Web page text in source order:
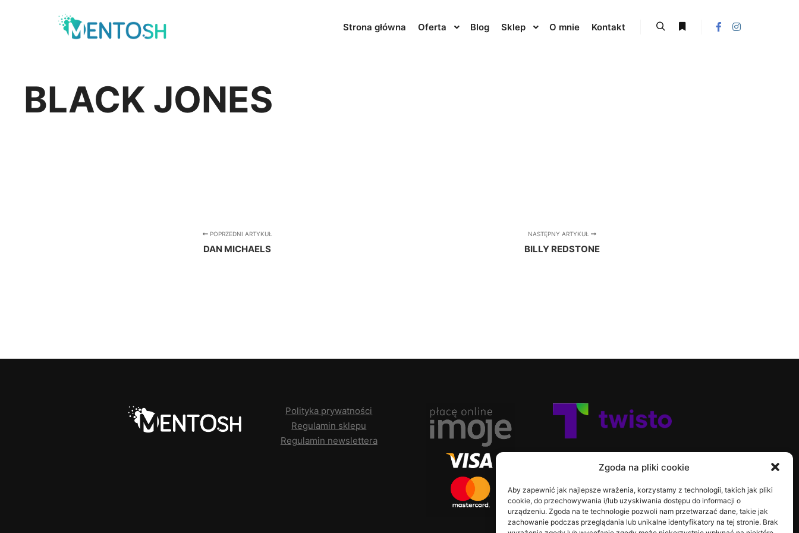
Zgoda na pliki cookie
Aby zapewnić jak najlepsze wrażenia, korzystamy z technologii, takich jak pliki
cookie, do przechowywania i/lub uzyskiwania dostępu do informacji o
urządzeniu. Zgoda na te technologie pozwoli nam przetwarzać dane, takie jak
zachowanie podczas przeglądania lub unikalne identyfikatory na tej stronie. Brak
Strona główna Oferta Blog Sklep O mnie Kontakt
BLACK JONES
POPRZEDNI ARTYKUŁ
DAN MICHAELS
NASTĘPNY ARTYKUŁ
BILLY REDSTONE
Polityka prywatności
Regulamin sklepu
Regulamin newslettera